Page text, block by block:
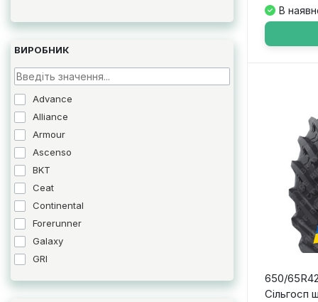
ВИРОБНИК
Advance
Alliance
Armour
Ascenso
BKT
Ceat
Continental
Forerunner
Galaxy
GRI
В
650/
Сільгосп